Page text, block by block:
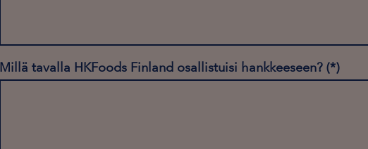
Millä tavalla HKFoods Finland osallistuisi hankkeeseen?